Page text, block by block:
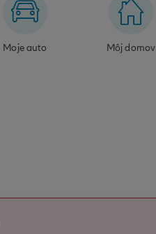
Moje auto Môj domov